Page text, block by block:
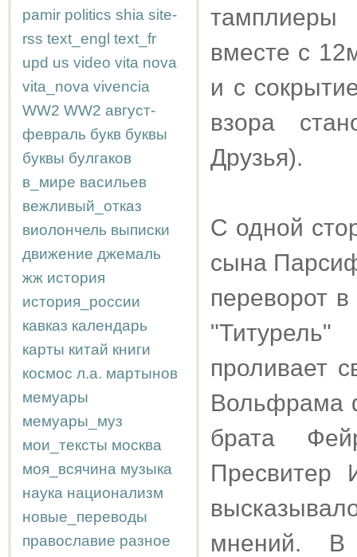
pamir politics shia site-
rss text_engl text_fr
upd us video vita nova
vita_nova vivencia
WW2 WW2 август-
февраль букв буквы
буквы булгаков
в_мире васильев
вежливый_отказ
виолончель выписки
движение джемаль
жж история
история_россии
кавказ календарь
карты китай книги
космос л.а. мартынов
мемуары
мемуары_муз
мои_тексты москва
моя_всячина музыка
наука национализм
новые_переводы
православие разное
тамплиеры
вместе с
и с
взора
Друзья).
С одной
сына
переворот
проливает
Вольфрама
брата
Пресвитер
мнений. В